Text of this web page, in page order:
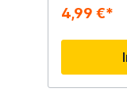
veränderte
4,99 €*